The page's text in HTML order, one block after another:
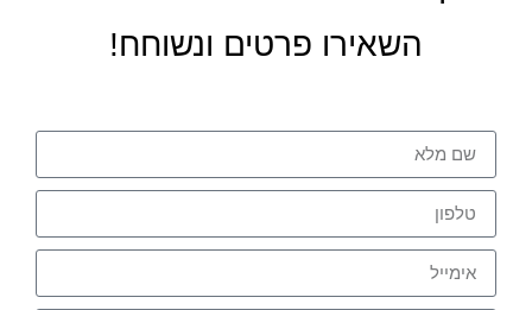
השאירו פרטים ונשוחח!